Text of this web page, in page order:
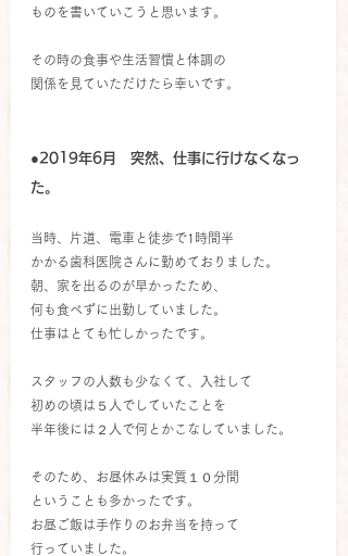
ものを書いていこうと思います。
その時の食事や生活習慣と体調の
関係を見ていただけたら幸いです。
●2019年6月　突然、仕事に行けなくなっ
た。
当時、片道、電車と徒歩で1時間半
かかる歯科医院さんに勤めておりました。
朝、家を出るのが早かったため、
何も食べずに出勤していました。
仕事はとても忙しかったです。
スタッフの人数も少なくて、入社して
初めの頃は５人でしていたことを
半年後には２人で何とかこなしていました。
そのため、お昼休みは実質１０分間
ということも多かったです。
お昼ご飯は手作りのお弁当を持って
行っていました。